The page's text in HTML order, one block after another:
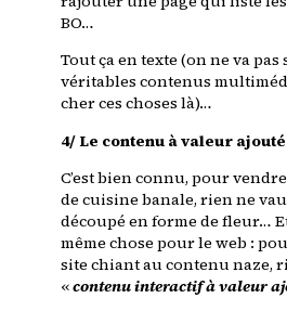
BO…
Tout ça en texte (on ne va pas
véritables contenus
cher ces choses là)…
4/ Le contenu à valeur ajouté
C’est bien connu, pour
de cuisine banale, rien ne
découpé en forme de fleur…
même chose pour le web :
site chiant au contenu naze,
«contenu interactif à valeur